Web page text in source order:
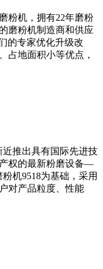
粉机，拥有22年磨粉
磨粉机制造商和供应
的专家优化升级改
占地面积小等优点，
推出具有国际先进技
权的最新粉磨设备—
机9518为基础，采用
对产品粒度、性能